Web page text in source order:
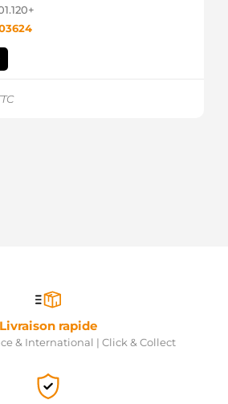
Livraison rapide
& International | Click & Collect